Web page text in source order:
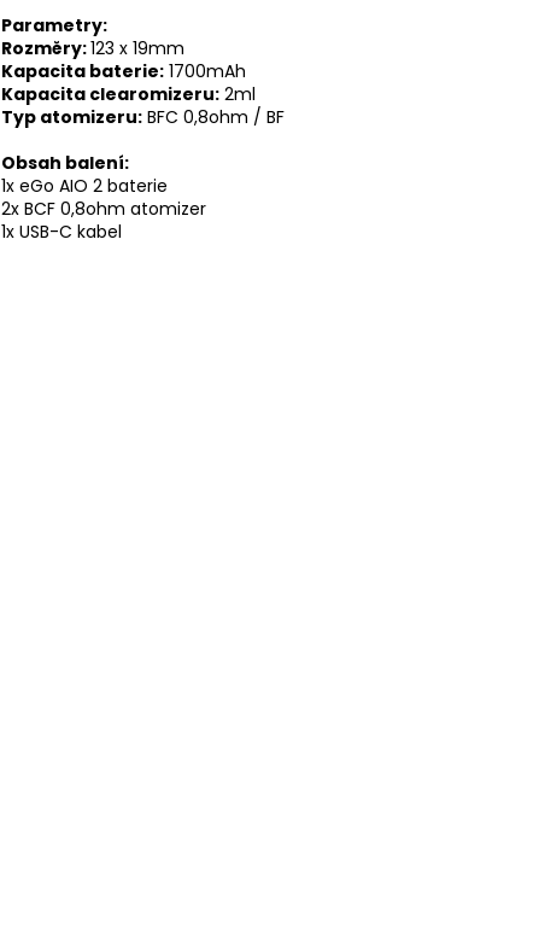
Parametry:
Rozměry:123 x 19mm
Kapacita baterie: 1700mAh
Kapacita clearomizeru: 2ml
Typ atomizeru: BFC 0,8ohm / BF
Obsah balení:
1x eGo AIO 2 baterie
2x BCF 0,8ohm atomizer
1x USB-C kabel